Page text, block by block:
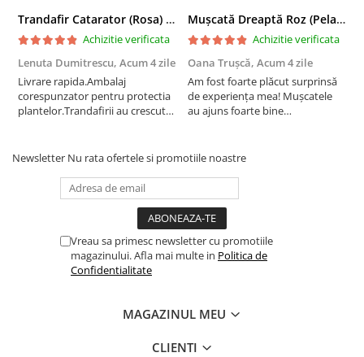
Trandafir Catarator (Rosa) Red Climber - 75cm
Achizitie verificata
Lenuta Dumitrescu, Acum 4 zile
Livrare rapida.Ambalaj
corespunzator pentru protectia
plantelor.Trandafirii au crescut
Mușcată Dreaptă Roz (Pelargonium Zonale)
Achizitie verificata
Oana Trușcă, Acum 4 zile
Am fost foarte plăcut surprinsă
de experiența mea! Mușcatele
au ajuns foarte bine
transportului. Se vede că au fost
Newsletter Nu rata ofertele si promotiile noastre
Vreau sa primesc newsletter cu promotiile
magazinului. Afla mai multe in Politica de
Confidentialitate
MAGAZINUL MEU
CLIENTI